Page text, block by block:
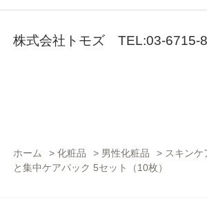
株式会社トモズ TEL:03-6715-
ホーム >化粧品 > 男性化粧品 > スキンケ
と集中ケアパック 5セット（10枚）